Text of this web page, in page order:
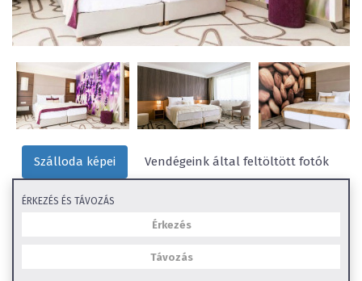
Szálloda képei Vendégeink által feltöltött fotók
ÉRKEZÉS ÉS TÁVOZÁS